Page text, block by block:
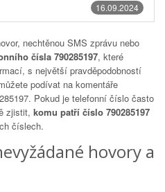
16.09.2024
nechtěnou SMS zprávu nebo
čísla 790285197, které
s největší pravděpodobností
podívat na komentáře
. Pokud je telefonní číslo často
zjistit, komu patří číslo 790285197
číslech.
hovory a